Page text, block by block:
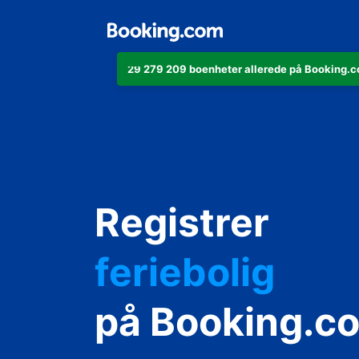
29 279 209 boenheter allerede på
Registrer
hotellet ditt
feriebolig
gjestgiveriet
på